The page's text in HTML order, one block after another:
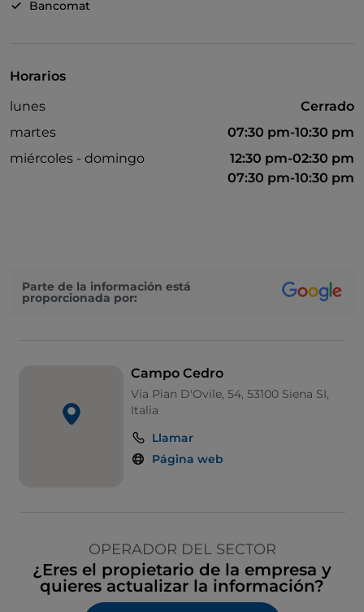
Bancomat
Horarios
lunes
Cerrado
martes
07:30 pm-10:30 pm
miércoles - domingo
12:30 pm-02:30 pm
07:30 pm-10:30 pm
Parte de la información está
proporcionada por:
Campo Cedro
Via Pian D'Ovile, 54, 53100 Siena SI,
Italia
Llamar
Página web
OPERADOR DEL SECTOR
¿Eres el propietario de la empresa y
quieres actualizar la información?